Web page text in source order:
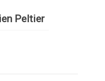
Peltier